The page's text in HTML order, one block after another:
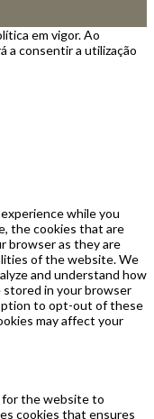
em vigor. Ao
a consentir a utilização
while you
the cookies that are
browser as they are
of the website. We
and understand how
in your browser
to opt-out of these
may affect your
for the website to
cookies that ensures